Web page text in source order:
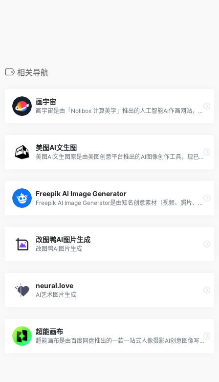
相关导航
画宇宙
画宇宙是由「Nolibox 计算美学」推出的人工智能AI作画网站，该平台集成全球新兴的 AIGC 技术，赋予用户随心所欲、自然流畅、高能硬核的AI创作力量，致力于——让每个人都能享受无限的 AIGC 创作乐趣与创作成就。
美图AI文生图
美图AI文生图原是由美图创意平台推出的AI图像创作工具，现已集成到美图设计室中，用户只需输入文字创意描述，并选择自己喜欢的模型风格，点击立即生成即可获得由美图AI创作的一幅画作。
Freepik AI Image Generator
Freepik AI Image Generator是由知名创意素材（视频、照片、插画等）网站Freepik最新推出的在线AI图片生成工具，该AI图片生成器允许用户使用文字创建独特的图像，只需要在输入框中输入文本描述，就可以得到对应艺术风格的令人惊叹的图像。
改图鸭AI图片生成
改图鸭AI图片生成
neural.love
AI艺术图片生成
超能画布
超能画布是由百度网盘推出的一款一站式人像摄影AI创意图像写真平台工具，利用百度自研的图像处理大模型和智能人脸融合算法，允许用户通过上传一张照片并输入简短的文字指令，快速生成具有专业质感的AI写真。